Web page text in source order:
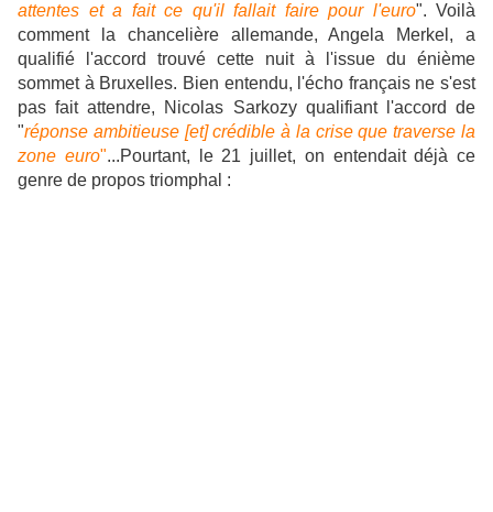
attentes et a fait ce qu'il fallait faire pour l'euro". Voilà
comment la chancelière allemande, Angela Merkel, a
qualifié l'accord trouvé cette nuit à l'issue du énième
sommet à Bruxelles. Bien entendu, l'écho français ne s'est
pas fait attendre, Nicolas Sarkozy qualifiant l'accord de
"réponse ambitieuse [et] crédible à la crise que traverse la
zone euro"...Pourtant, le 21 juillet, on entendait déjà ce
genre de propos triomphal :